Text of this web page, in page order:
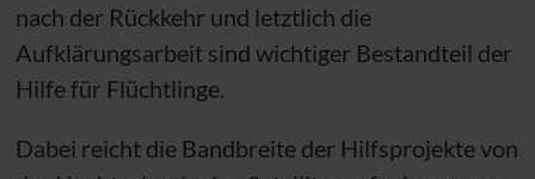
nach der Rückkehr und letztlich die
Aufklärungsarbeit sind wichtiger Bestandteil der
Hilfe für Flüchtlinge.
Dabei reicht die Bandbreite der Hilfsprojekte von